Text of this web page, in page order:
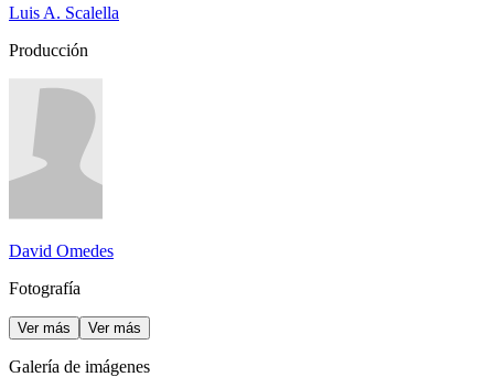
Luis A. Scalella
Producción
David Omedes
Fotografía
Ver más Ver más
Galería de imágenes